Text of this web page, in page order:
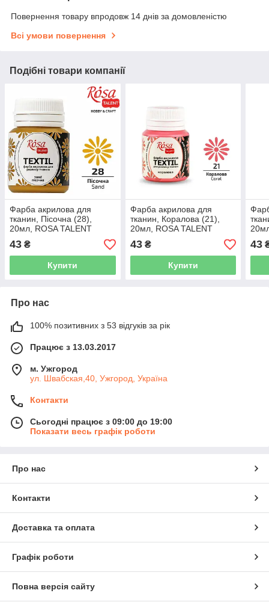
Повернення товару впродовж 14 днів за домовленістю
Всі умови повернення
Подібні товари компанії
Фарба акрилова для
тканин, Пісочна (28),
20мл, ROSA TALENT
43 ₴
Купити
Фарба акрилова для
тканин, Коралова (21),
20мл, ROSA TALENT
43₴
Купити
43
Про нас
100% позитивних з 53 відгуків за рік
Працює з 13.03.2017
м. Ужгород
ул. Швабская,40, Ужгород, Україна
Контакти
Сьогодні працює з 09:00 до 19:00
Показати весь графік роботи
Про нас
Контакти
Доставка та оплата
Графік роботи
Повна версія сайту